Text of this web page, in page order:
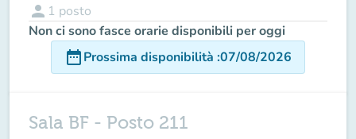
person 1 posto
Non ci sono fasce orarie disponibili per oggi
date_rangeProssima disponibilità :07/08/2026
Sala BF - Posto 211